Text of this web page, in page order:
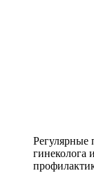
Регулярные
гинеколога